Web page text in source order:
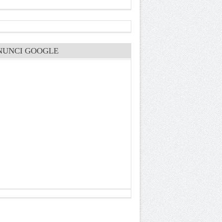
GOOGLE